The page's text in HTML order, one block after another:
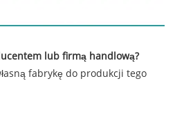
lub firmą handlową?
fabrykę do produkcji tego